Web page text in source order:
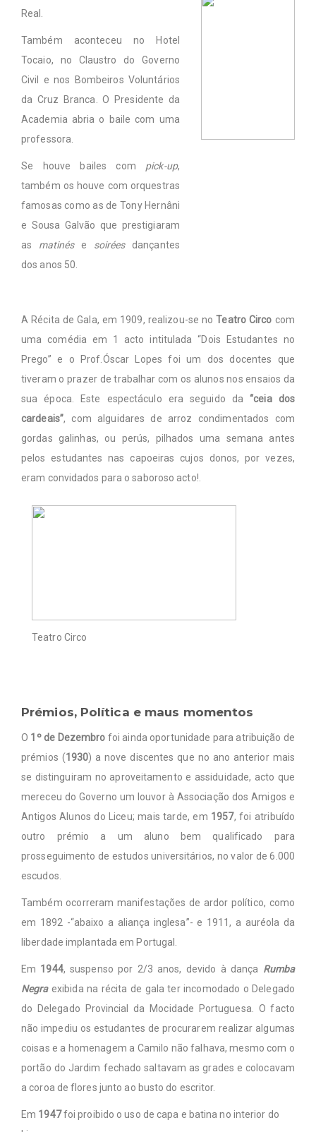
Real.
Também aconteceu no Hotel
Tocaio, no Claustro do Governo
Civil e nos Bombeiros Voluntários
da Cruz Branca. O Presidente da
Academia abria o baile com uma
professora.
Se houve bailes com pick-up,
também os houve com orquestras
famosas como as de Tony Hernâni
e Sousa Galvão que prestigiaram
as matinése soiréesdançantes
dos anos 50.
A Récita de Gala, em 1909, realizou-se noTeatro Circo com
uma comédia em 1 acto intitulada “Dois Estudantes no
Prego” e o Prof.Óscar Lopes foi um dos docentes que
tiveram o prazer de trabalhar com os alunos nos ensaios da
sua época. Este espectáculo era seguido da“ceia dos
cardeais”, com alguidares de arroz condimentados com
gordas galinhas, ou perús, pilhados uma semana antes
pelos estudantes nas capoeiras cujos donos, por vezes,
eram convidados para o saboroso acto!.
Teatro Circo
Prémios, Política e maus momentos
O 1º de Dezembro foi ainda oportunidade para atribuição de
prémios (1930) a nove discentes que no ano anterior mais
se distinguiram no aproveitamento e assiduidade, acto que
mereceu do Governo um louvor à Associação dos Amigos e
Antigos Alunos do Liceu; mais tarde, em 1957, foi atribuído
outro prémio a um aluno bem qualificado para
prosseguimento de estudos universitários, no valor de 6.000
escudos.
Também ocorreram manifestações de ardor político, como
em 1892 -“abaixo a aliança inglesa”- e 1911, a auréola da
liberdade implantada em Portugal.
Em 1944, suspenso por 2/3 anos, devido à dança Rumba
Negraexibida na récita de gala ter incomodado o Delegado
do Delegado Provincial da Mocidade Portuguesa. O facto
não impediu os estudantes de procurarem realizar algumas
coisas e a homenagem a Camilo não falhava, mesmo com o
portão do Jardim fechado saltavam as grades e colocavam
a coroa de flores junto ao busto do escritor.
Em 1947foi proibido o uso de capa e batina no interior do